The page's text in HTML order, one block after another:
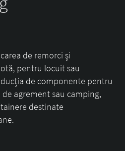
de remorci şi
pentru locuit sau
de componente pentru
agrement sau camping,
destinate